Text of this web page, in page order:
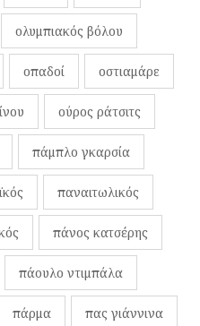
ολυμπιακός βόλου
οπαδοί οστιαμάρε
ούρος ράτσιτς
πάμπλο γκαρσία
παναιτωλικός
πάνος κατσέρης
πάουλο ντιμπάλα
πάρμα πας γιάννινα